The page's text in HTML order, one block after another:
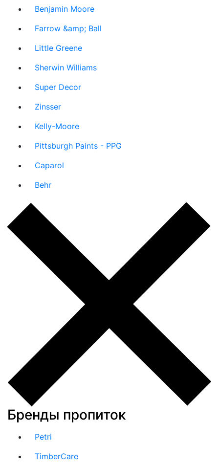
Benjamin Moore
Farrow &amp; Ball
Little Greene
Sherwin Williams
Super Decor
Zinsser
Kelly-Moore
Pittsburgh Paints - PPG
Caparol
Behr
Бренды пропиток
Petri
TimberCare